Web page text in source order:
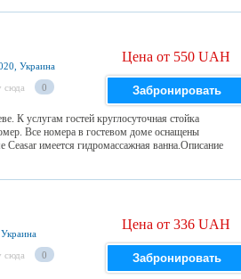
Украина
сюда 0
Цена от 550 UAH
Забронировать
К услугам гостей круглосуточная стойка
Все номера в гостевом доме оснащены
имеется гидромассажная ванна.Описание
сюда 0
Цена от 336 UAH
Забронировать